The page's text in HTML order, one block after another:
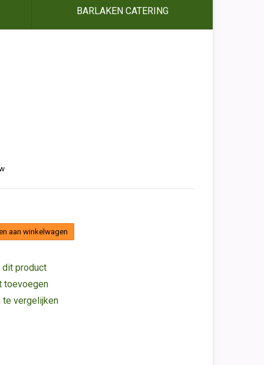
BARLAKEN CATERING
aan winkelwagen
product
toevoegen
vergelijken